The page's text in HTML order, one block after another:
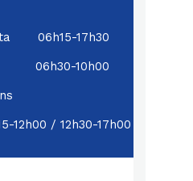
06h15-17h30
06h30-10h00
12h00 / 12h30-17h00